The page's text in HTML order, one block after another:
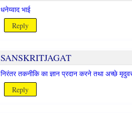
धनेय्वाद भाई
Reply
SANSKRITJAGAT
निरंतर तकनीकि का ज्ञान प्रदान करने तथा अच्‍छे
Reply